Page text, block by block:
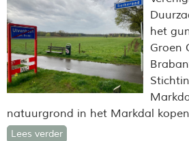
het
Groen
natuurgrond in het Markdal
Lees verder